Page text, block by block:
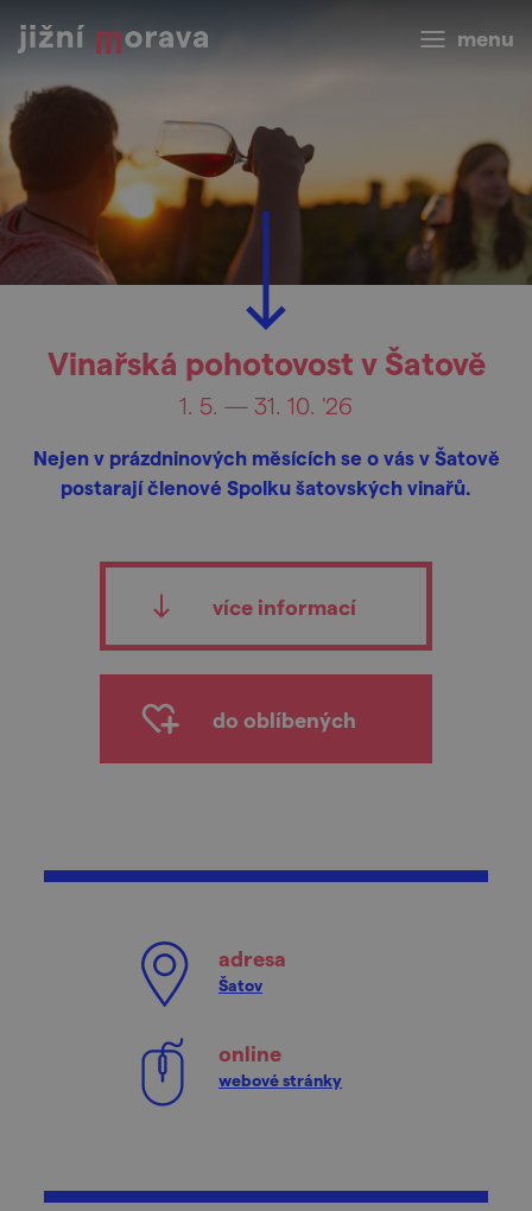
menu
Vinařská pohotovost v Šatově
1. 5. — 31. 10. '26
Nejen v prázdninových měsících se o vás v Šatově
postarají členové Spolku šatovských vinařů.
více informací
do oblíbených
adresa
Šatov
online
webové stránky